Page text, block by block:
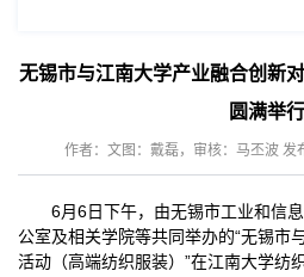
无锡市与江南大学产业融合创新
圆满举行
作者：文图：戴磊，审核：马丕波
6月6日下午，由无锡市工业和信
公室及相关学院等共同举办的“无锡市
活动（高端纺织服装）”在江南大学纺